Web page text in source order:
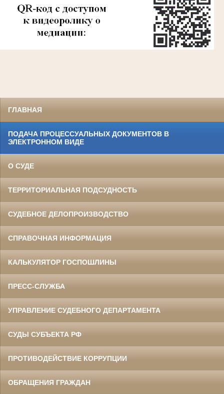
ГЛАВНАЯ
ПОДАЧА ПРОЦЕССУАЛЬНЫХ ДОКУМЕНТОВ В
ЭЛЕКТРОННОМ ВИДЕ
О СУДЕ
ТЕРРИТОРИАЛЬНАЯ ПОДСУДНОСТЬ
СУДЕБНОЕ ДЕЛОПРОИЗВОДСТВО
СПРАВОЧНАЯ ИНФОРМАЦИЯ
КАЛЬКУЛЯТОР ГОСПОШЛИНЫ
ПРЕСС-СЛУЖБА
УПРАВЛЕНИЕ СУДЕБНОГО ДЕПАРТАМЕНТА
СУДЫ СУБЪЕКТА РФ
ПРОТИВОДЕЙСТВИЕ КОРРУПЦИИ
ОБРАЩЕНИЯ ГРАЖДАН